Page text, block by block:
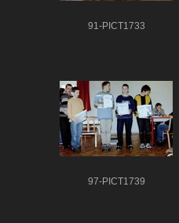
91-PICT1733
97-PICT1739